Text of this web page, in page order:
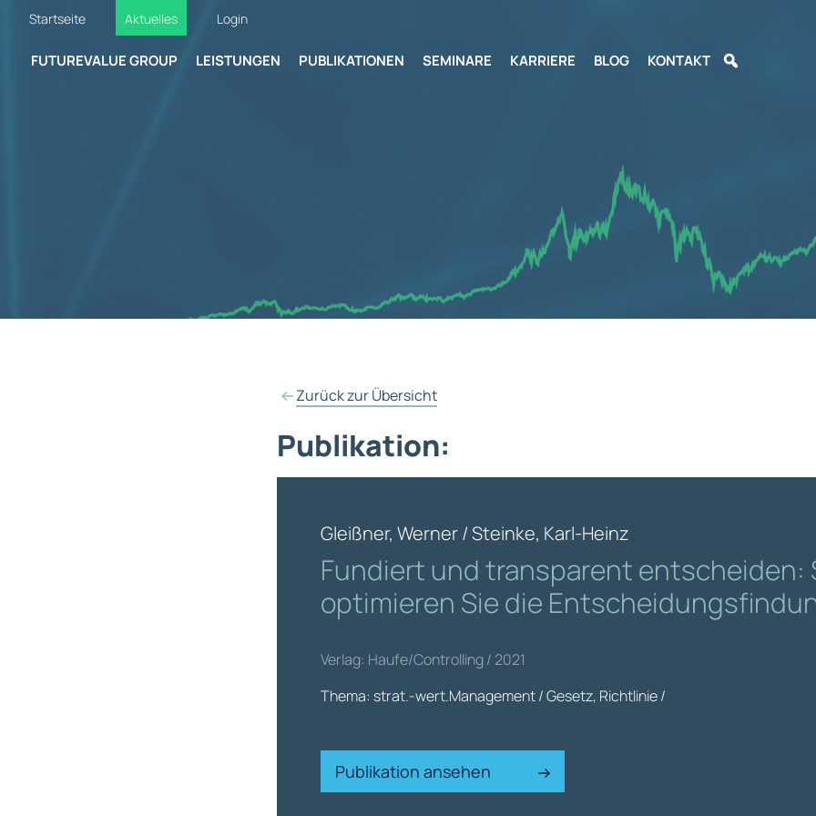
Startseite Aktuelles Login
FUTUREVALUE GROUP LEISTUNGEN PUBLIKATIONEN SEMINARE KARRIERE BLOG KONTAKT
Zurück zur Übersicht
Publikation:
Gleißner, Werner / Steinke, Karl-Heinz
Fundiert und transparent entscheiden:
optimieren Sie die
Verlag: Haufe/Controlling / 2021
Thema: strat.-wert.Management / Gesetz, Richtlinie /
Publikation ansehen